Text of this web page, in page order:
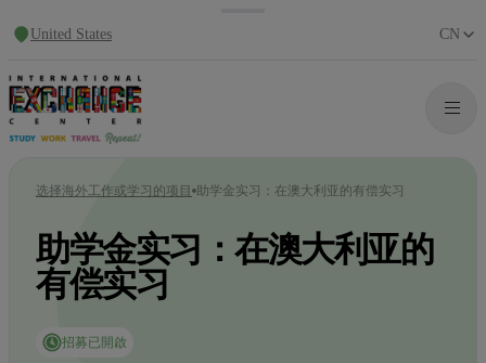
United States CN
选择海外工作或学习的项目 助学金实习：在澳大利亚的有偿实习
助学金实习：在澳大利亚的
有偿实习
招募已開啟